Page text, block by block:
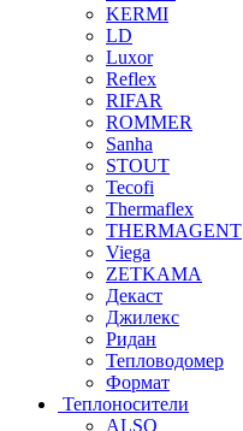
KERMI
LD
Luxor
Reflex
RIFAR
ROMMER
Sanha
STOUT
Tecofi
Thermaflex
THERMAGENT
Viega
ZETKAMA
Декаст
Джилекс
Ридан
Тепловодомер
Формат
Теплоносители
ALSO